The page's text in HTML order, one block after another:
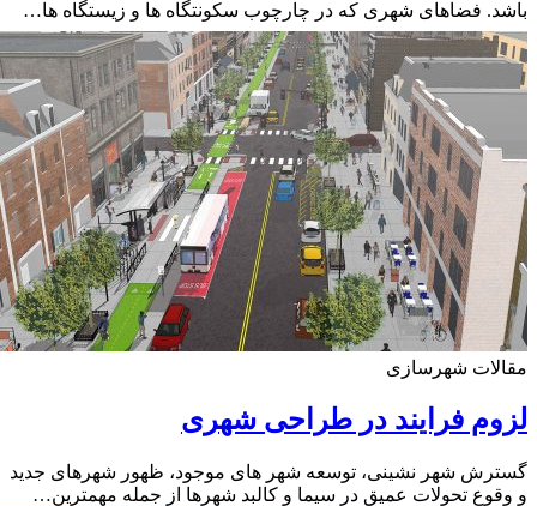
فضاهای شهری که در چارچوب سکونتگاه ها و زیستگاه ها…
شهرسازی
فرایند در طراحی شهری
شهر نشینی، توسعه شهر های موجود، ظهور شهرهای جدید
تحولات عمیق در سیما و کالبد شهرها از جمله مهمترین…